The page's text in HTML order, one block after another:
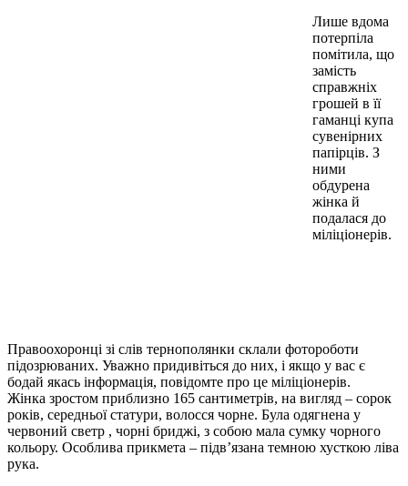
Лише вдома
потерпіла
помітила, що
замість
справжніх
грошей в її
гаманці купа
сувенірних
папірців. З
ними
обдурена
жінка й
подалася до
міліціонерів.
Правоохоронці зі слів тернополянки склали фотороботи
підозрюваних. Уважно придивіться до них, і якщо у вас є
бодай якась інформація, повідомте про це міліціонерів.
Жінка зростом приблизно 165 сантиметрів, на вигляд – сорок
років, середньої статури, волосся чорне. Була одягнена у
червоний светр , чорні бриджі, з собою мала сумку чорного
кольору. Особлива прикмета – підв’язана темною хусткою ліва
рука.